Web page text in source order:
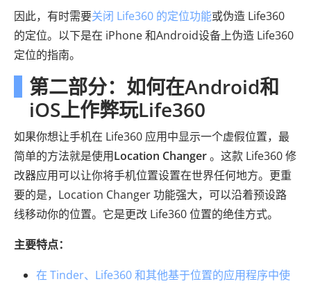
因此，有时需要关闭 Life360 的定位功能或伪造 Life360
的定位。以下是在 iPhone 和Android设备上伪造 Life360
定位的指南。
第二部分：如何在Android和
iOS上作弊玩Life360
如果你想让手机在 Life360 应用中显示一个虚假位置，最
简单的方法就是使用Location Changer。这款 Life360 修
改器应用可以让你将手机位置设置在世界任何地方。更重
要的是，Location Changer 功能强大，可以沿着预设路
线移动你的位置。它是更改 Life360 位置的绝佳方式。
主要特点：
在 Tinder、Life360 和其他基于位置的应用程序中使